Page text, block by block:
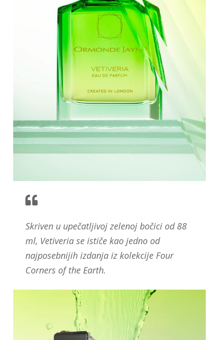
Skriven u upečatljivoj zelenoj bočici od 88
ml, Vetiveria se ističe kao jedno od
najposebnijih izdanja iz kolekcije Four
Corners of the Earth.